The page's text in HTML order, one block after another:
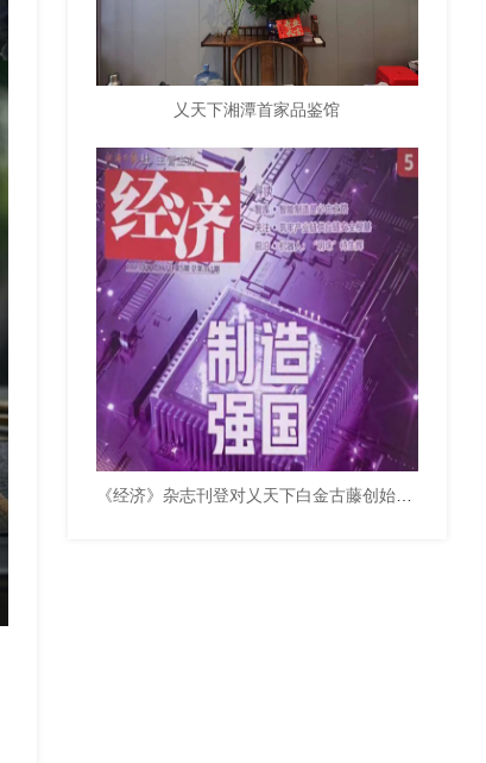
乂天下湘潭首家品鉴馆
《经济》杂志刊登对乂天下白金古藤创始人卓炼烈的专访